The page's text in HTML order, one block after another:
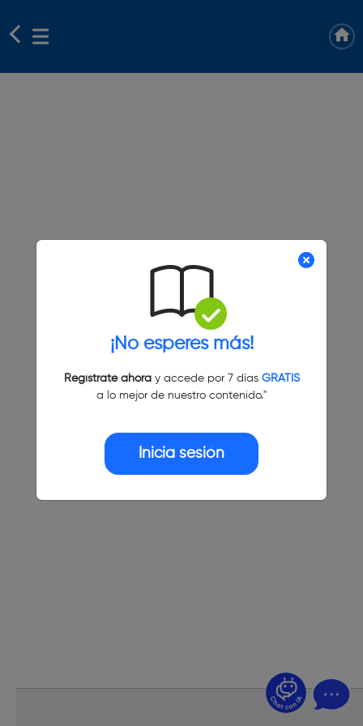
¡No esperes más!
Regístrate ahoray accede por 7 días GRATIS
a lo mejor de nuestro contenido."
Inicia sesión